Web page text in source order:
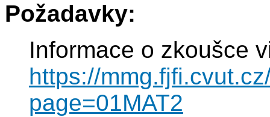
Požadavky:
Informace o zkoušce
https://
page=01MAT2